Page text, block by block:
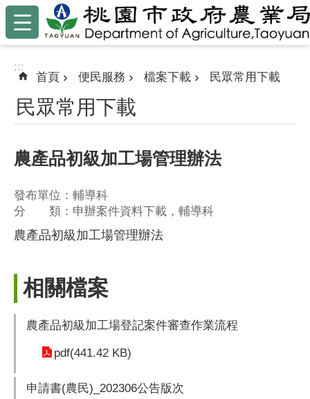
跳到主要內容區塊
:::
:::
首頁 便民服務 檔案下載 民眾常用下載
民眾常用下載
農產品初級加工場管理辦法
發布單位：輔導科
分 類：申辦案件資料下載，輔導科
農產品初級加工場管理辦法
相關檔案
農產品初級加工場登記案件審查作業流程
pdf(441.42 KB)
申請書(農民)_202306公告版次